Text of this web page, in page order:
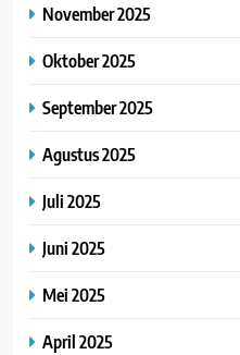
November 2025
Oktober 2025
September 2025
Agustus 2025
Juli 2025
Juni 2025
Mei 2025
April 2025